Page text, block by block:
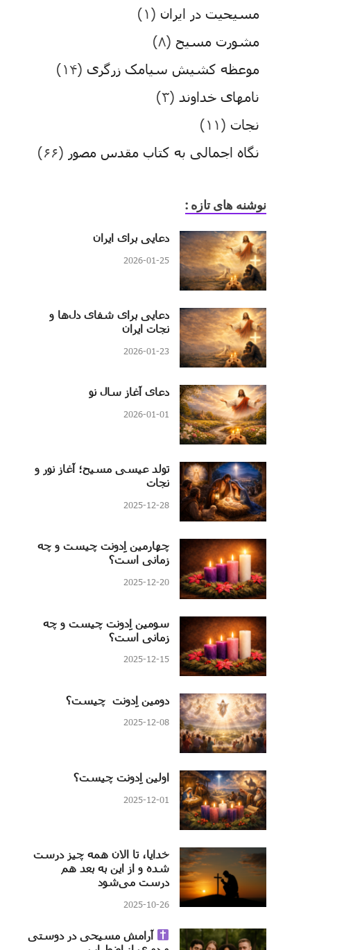
مسیحیت در ایران (۱)
مشورت مسیح (۸)
موعظه کشیش سیامک زرگری (۱۴)
نامهای خداوند (۳)
نجات (۱۱)
نگاه اجمالی به کتاب مقدس مصور (۶۶)
نوشنه های تازه :
دعایی برای ایران
2026-01-25
دعایی برای شفای دل‌ها و
نجات ایران
2026-01-23
دعای آغاز سال نو
2026-01-01
تولد عیسی مسیح؛ آغاز نور و
نجات
2025-12-28
چهارمین اِدونت چیست و چه
زمانی است؟
2025-12-20
سومین اِدونت چیست و چه
زمانی است؟
2025-12-15
دومین اِدونت چیست؟
2025-12-08
اولین اِدونت چیست؟
2025-12-01
خدایا، تا الان همه چیز درست
شده و از این به بعد هم
درست می‌شود
2025-10-26
آرامش مسیحی در دوستی